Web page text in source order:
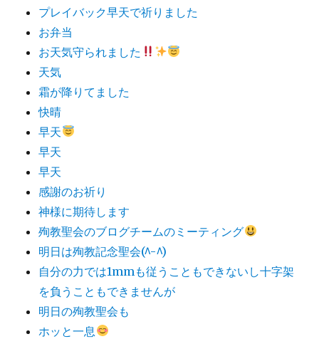
プレイバック早天で祈りました
お弁当
お天気守られました
天気
霜が降りてました
快晴
早天
早天
早天
感謝のお祈り
神様に期待します
殉教聖会のブログチームのミーティング
明日は殉教記念聖会(^-^)
自分の力では1mmも従うこともできないし十字架
を負うこともできませんが
明日の殉教聖会も
ホッと一息